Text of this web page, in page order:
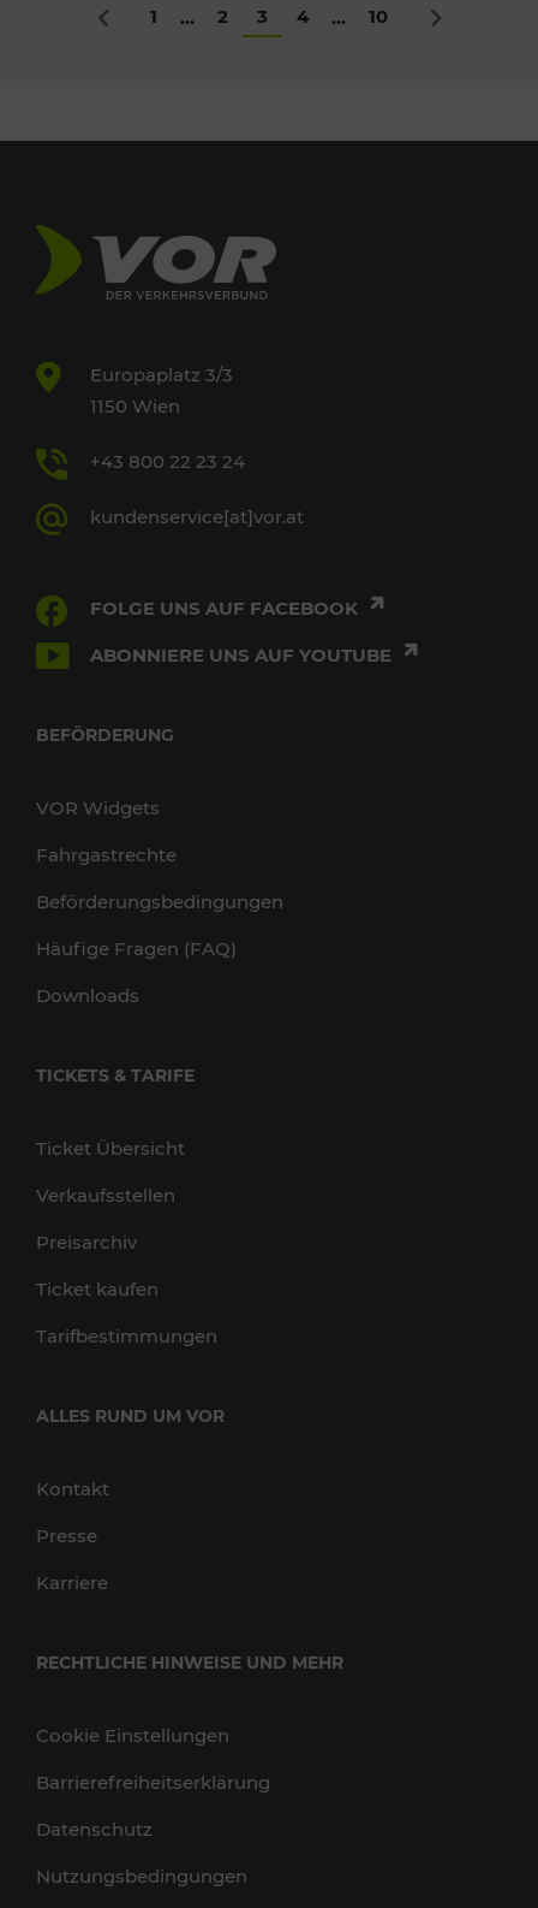
Zurück
1 ... 2 3 4 ... 10 Nächstes
Europaplatz 3/3
1150 Wien
+43 800 22 23 24
kundenservice[at]vor.at
FOLGE UNS AUF FACEBOOK
ABONNIERE UNS AUF YOUTUBE
BEFÖRDERUNG
VOR Widgets
Fahrgastrechte
Beförderungsbedingungen
Häufige Fragen (FAQ)
Downloads
TICKETS & TARIFE
Ticket Übersicht
Verkaufsstellen
Preisarchiv
Ticket kaufen
Tarifbestimmungen
ALLES RUND UM VOR
Kontakt
Presse
Karriere
RECHTLICHE HINWEISE UND MEHR
Cookie Einstellungen
Barrierefreiheitserklärung
Datenschutz
Nutzungsbedingungen